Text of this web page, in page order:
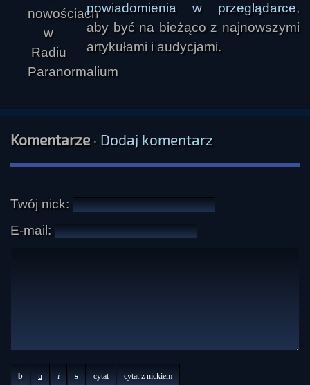
powiadomienia w przeglądarce,
aby być na bieżąco z najnowszymi
artykułami i audycjami.
Komentarze· Dodaj komentarz
Twój nick:
E-mail:
b u i s cytat cytat z nickiem